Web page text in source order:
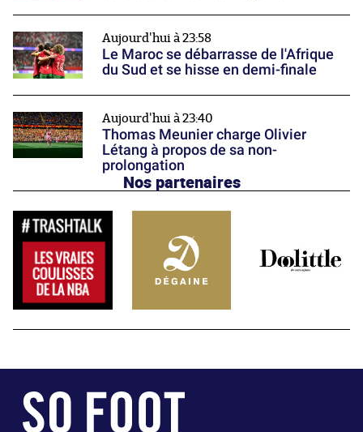
Aujourd'hui à 23:58
Le Maroc se débarrasse de l'Afrique
du Sud et se hisse en demi-finale
Aujourd'hui à 23:40
Thomas Meunier charge Olivier
Létang à propos de sa non-
prolongation
Nos partenaires